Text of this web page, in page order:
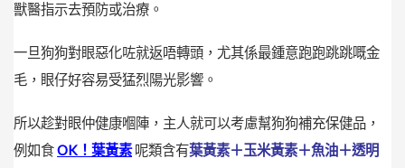
獸醫指示去預防或治療。
一旦狗狗對眼惡化咗就返唔轉頭，尤其係最鍾意跑跑跳跳嘅金
毛，眼仔好容易受猛烈陽光影響。
所以趁對眼仲健康嗰陣，主人就可以考慮幫狗狗補充保健品，
例如食OK！葉黃素呢類含有葉黃素＋玉米黃素＋魚油＋透明